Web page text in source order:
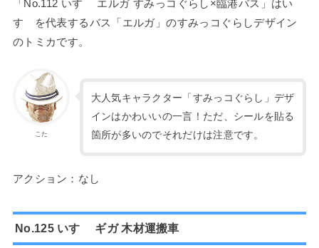
「No.112 いすゞ エルガ すみっコぐらし×臨港バス」はい
すゞを代表するバス「エルガ」のすみっコぐらしデザイン
のトミカです。
こた
大人気キャラクター「すみっコぐらし」デザ
インはかわいいの一言！ただ、シールを貼る
箇所が多いのでそれだけは注意です。
アクション：なし
No.125 いすゞ ギガ 木材運搬車